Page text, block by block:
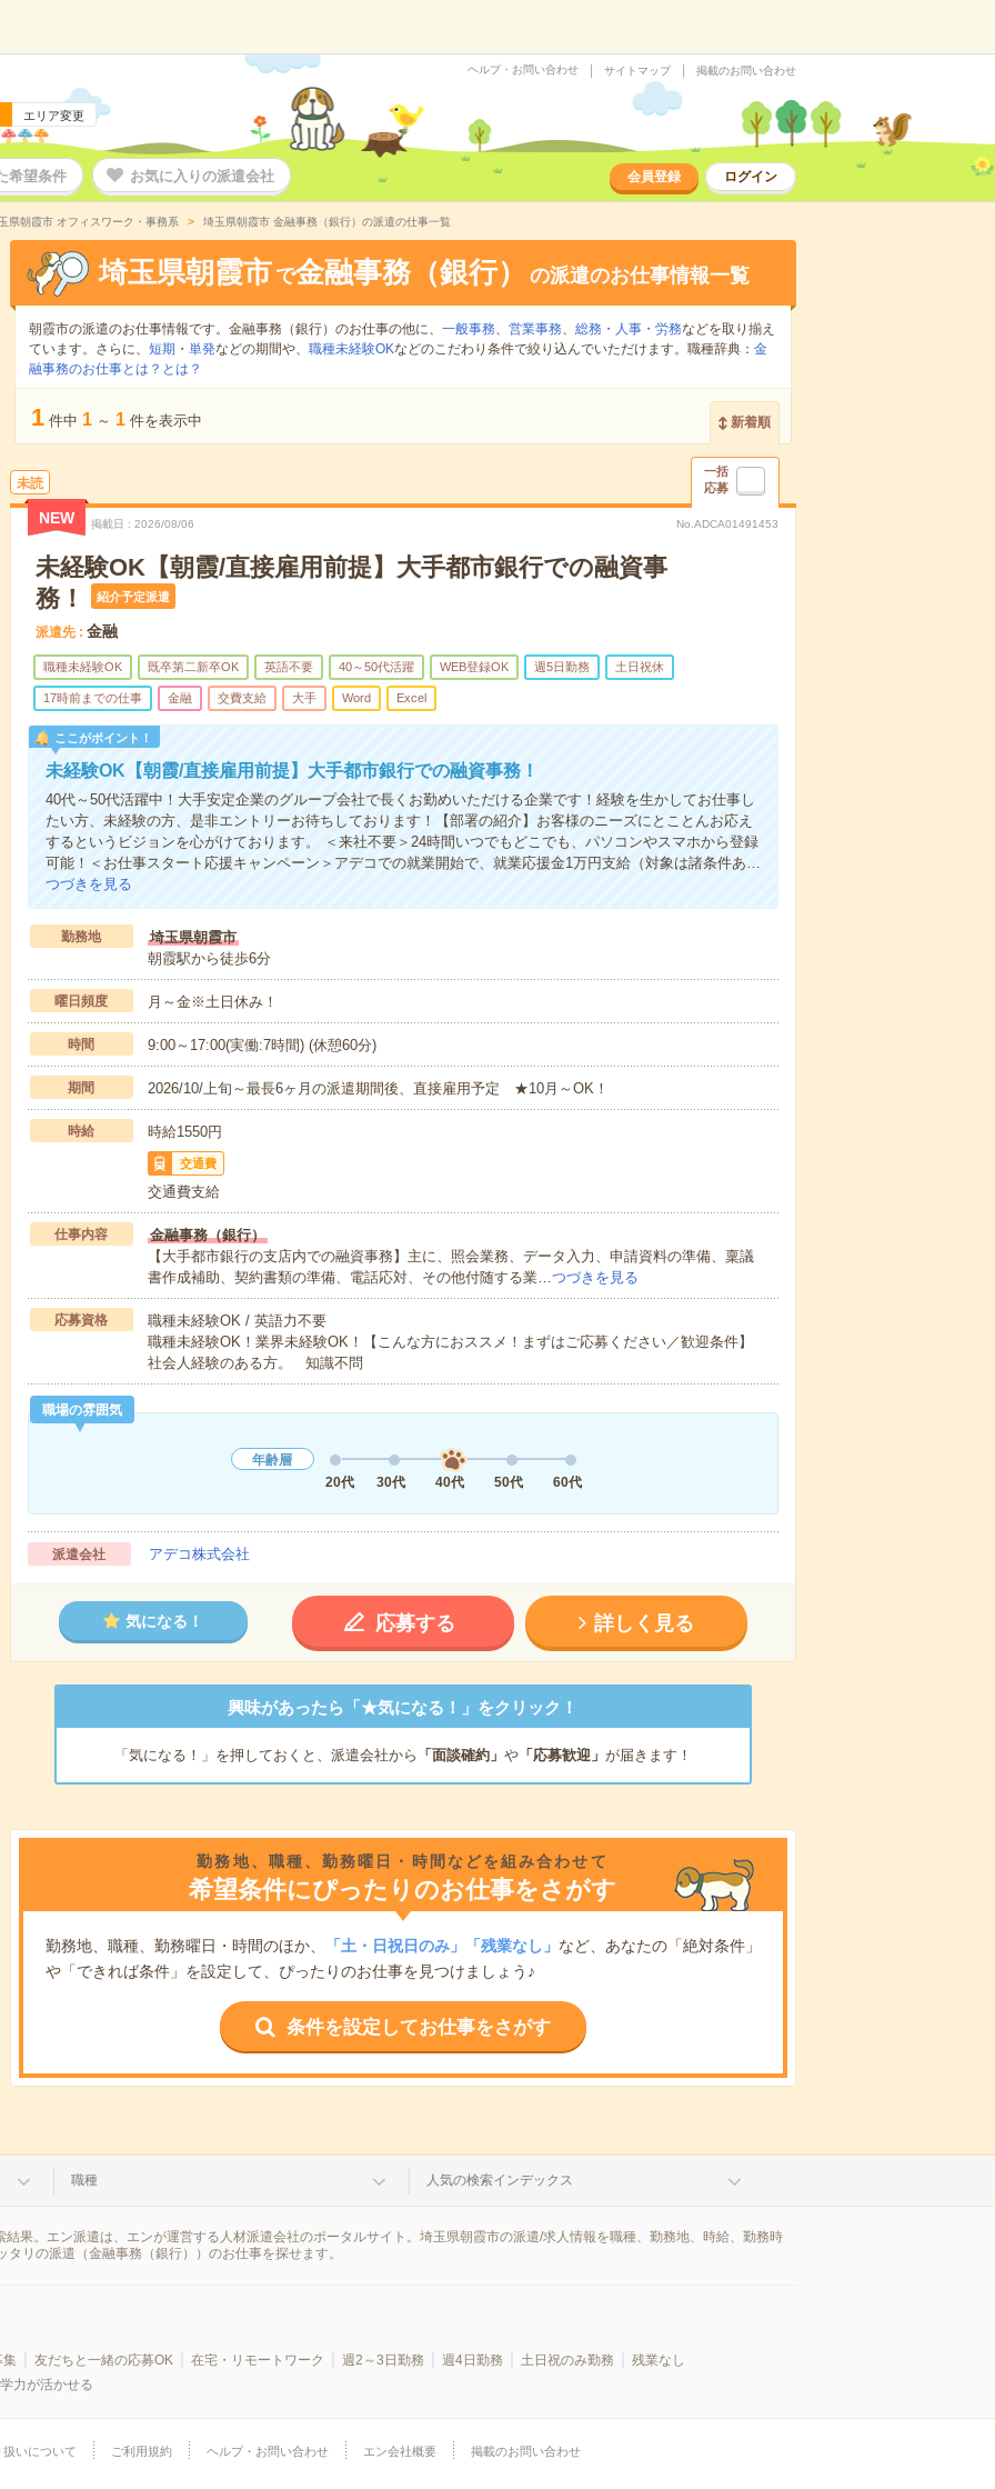
エリア変更
ヘルプ・お問い合わせ サイトマップ 掲載のお問い合わせ
希望条件 お気に入りの派遣会社 会員登録 ログイン
県朝霞市 オフィスワーク・事務系 埼玉県朝霞市 金融事務（銀行）の派遣の仕事一覧
埼玉県朝霞市 で金融事務（銀行） の派遣のお仕事情報一覧
朝霞市の派遣のお仕事情報です。金融事務（銀行）のお仕事の他に、 一般事務、 営業事務、 総務・人事・労務などを取り揃え
ています。さらに、 短期 ・ 単発などの期間や、 職種未経験OKなどのこだわり条件で絞り込んでいただけます。職種辞典： 金
融事務のお仕事とは？とは？
1 件中 1 ～ 1 件を表示中 新着順
未読
一括
応募
NEW 掲載日 2026/08/06 No.ADCA01491453
未経験OK【朝霞/直接雇用前提】大手都市銀行での融資事
務！
紹介予定派遣
派遣先 金融
職種未経験OK 既卒第二新卒OK 英語不要 40～50代活躍 WEB登録OK 週5日勤務 土日祝休
17時前までの仕事 金融 交費支給 大手 Word Excel
ここがポイント！
未経験OK【朝霞/直接雇用前提】大手都市銀行での融資事務！
40代～50代活躍中！大手安定企業のグループ会社で長くお勤めいただける企業です！経験を生かしてお仕事し
たい方、未経験の方、是非エントリーお待ちしております！【部署の紹介】お客様のニーズにとことんお応え
するというビジョンを心がけております。 ＜来社不要＞24時間いつでもどこでも、パソコンやスマホから登録
可能！＜お仕事スタート応援キャンペーン＞アデコでの就業開始で、就業応援金1万円支給（対象は諸条件あ…
つづきを見る
勤務地
埼玉県朝霞市
朝霞駅から徒歩6分
曜日頻度 月～金※土日休み！
時間 9:00～17:00(実働:7時間) (休憩60分)
期間 2026/10/上旬～最長6ヶ月の派遣期間後、直接雇用予定 ★10月～OK！
時給 時給1550円
交通費
交通費支給
仕事内容
金融事務（銀行）
【大手都市銀行の支店内での融資事務】主に、照会業務、データ入力、申請資料の準備、稟議
書作成補助、契約書類の準備、電話応対、その他付随する業…つづきを見る
応募資格
職種未経験OK / 英語力不要
職種未経験OK！業界未経験OK！【こんな方におススメ！まずはご応募ください／歓迎条件】
社会人経験のある方。 知識不問
職場の雰囲気
年齢層
20代
30代 40代 50代 60代
派遣会社 アデコ株式会社
気になる！ 応募する 詳しく見る
興味があったら「★気になる！」をクリック！
「気になる！」を押しておくと、派遣会社から 「面談確約」 や「応募歓迎」 が届きます！
勤務地、職種、勤務曜日・時間などを組み合わせて
希望条件にぴったりのお仕事をさがす
勤務地、職種、勤務曜日・時間のほか、 「土・日祝日のみ」「残業なし」 など、あなたの「絶対条件」
や「できれば条件」を設定して、ぴったりのお仕事を見つけましょう♪
条件を設定してお仕事をさがす
職種 人気の検索インデックス
果。エン派遣は、エンが運営する人材派遣会社のポータルサイト。埼玉県朝霞市の派遣/求人情報を職種、勤務地、時給、勤務時
リの派遣（金融事務（銀行））のお仕事を探せます。
集 友だちと一緒の応募OK 在宅・リモートワーク 週2～3日勤務 週4日勤務 土日祝のみ勤務
残業なし
力が活かせる
いについて ご利用規約 ヘルプ・お問い合わせ エン会社概要 掲載のお問い合わせ